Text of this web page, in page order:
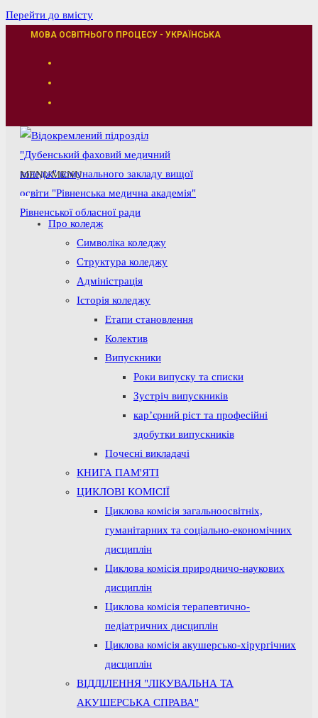
Перейти до вмісту
МОВА ОСВІТНЬОГО ПРОЦЕСУ - УКРАЇНСЬКА
MENUMENU
Про коледж
Символіка коледжу
Структура коледжу
Адміністрація
Історія коледжу
Етапи становлення
Колектив
Випускники
Роки випуску та списки
Зустріч випускників
кар’єрний ріст та професійні
здобутки випускників
Почесні викладачі
КНИГА ПАМ'ЯТІ
ЦИКЛОВІ КОМІСІЇ
Циклова комісія загальноосвітніх,
гуманітарних та соціально-економічних
дисциплін
Циклова комісія природничо-наукових
дисциплін
Циклова комісія терапевтично-
педіатричних дисциплін
Циклова комісія акушерсько-хірургічних
дисциплін
ВІДДІЛЕННЯ "ЛІКУВАЛЬНА ТА
АКУШЕРСЬКА СПРАВА"